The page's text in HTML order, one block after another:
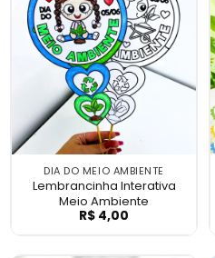
DIA DO MEIO AMBIENTE
Lembrancinha Interativa
Meio Ambiente
Lembrancinha
R$ 4,00